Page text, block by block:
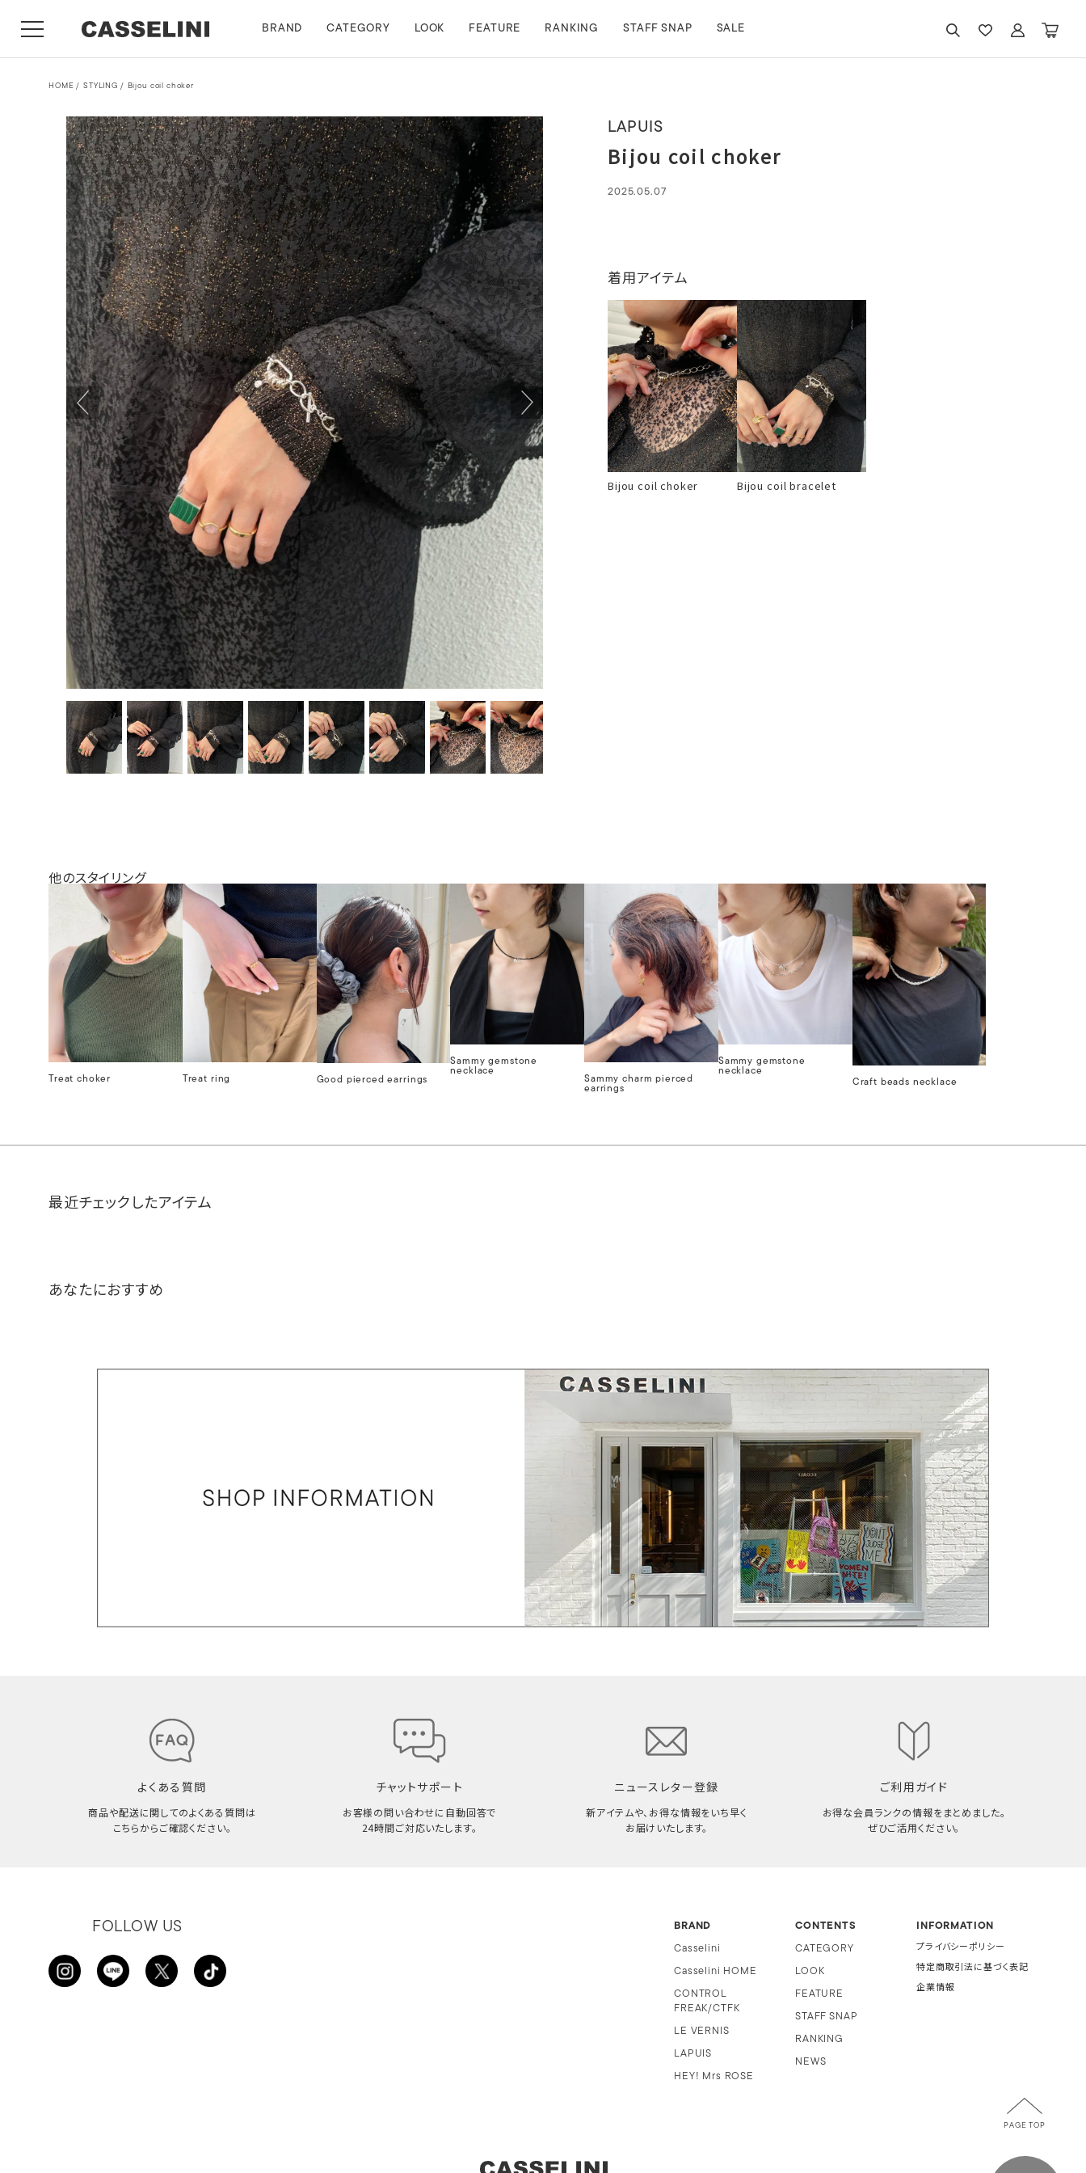
BRAND CATEGORY LOOK FEATURE RANKING STAFF SNAP SALE
HOME STYLING Bijou coil choker
LAPUIS
Bijou coil choker
2025.05.07
着用アイテム
Bijou coil choker Bijou coil bracelet
他のスタイリング
Treat choker Treat ring Good pierced earrings
Sammy gemstone
necklace
Sammy charm pierced
earrings
Sammy gemstone
necklace
Craft beads necklace
最近チェックしたアイテム
あなたにおすすめ
よくある質問
商品や配送に関してのよくある質問は
こちらからご確認ください。
チャットサポート
お客様の問い合わせに自動回答で
24時間ご対応いたします。
ニュースレター登録
新アイテムや、お得な情報をいち早く
お届けいたします。
ご利用ガイド
お得な会員ランクの情報をまとめました。
ぜひご活用ください。
FOLLOW US BRAND
Casselini
Casselini HOME
CONTROL
FREAK/CTFK
LE VERNIS
LAPUIS
HEY! Mrs ROSE
CONTENTS
CATEGORY
LOOK
FEATURE
STAFF SNAP
RANKING
NEWS
INFORMATION
プライバシーポリシー
特定商取引法に基づく表記
企業情報
PAGE TOP